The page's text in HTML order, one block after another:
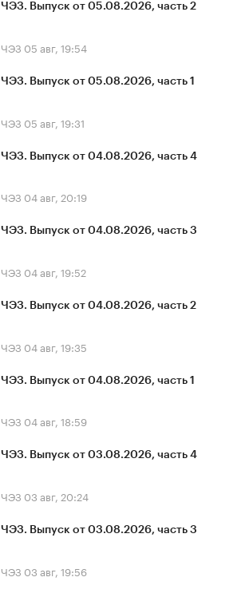
ЧЭЗ. Выпуск от 05.08.2026, часть 2
ЧЭЗ 05 авг, 19:54
ЧЭЗ. Выпуск от 05.08.2026, часть 1
ЧЭЗ 05 авг, 19:31
ЧЭЗ. Выпуск от 04.08.2026, часть 4
ЧЭЗ 04 авг, 20:19
ЧЭЗ. Выпуск от 04.08.2026, часть 3
ЧЭЗ 04 авг, 19:52
ЧЭЗ. Выпуск от 04.08.2026, часть 2
ЧЭЗ 04 авг, 19:35
ЧЭЗ. Выпуск от 04.08.2026, часть 1
ЧЭЗ 04 авг, 18:59
ЧЭЗ. Выпуск от 03.08.2026, часть 4
ЧЭЗ 03 авг, 20:24
ЧЭЗ. Выпуск от 03.08.2026, часть 3
ЧЭЗ 03 авг, 19:56